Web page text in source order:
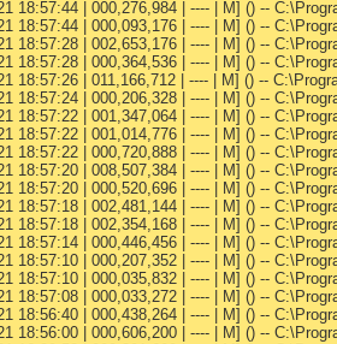
18:57:44 | 000,276,984 | ---- | M] () --
18:57:44 | 000,093,176 | ---- | M] () --
18:57:28 | 002,653,176 | ---- | M] () --
18:57:28 | 000,364,536 | ---- | M] () --
18:57:26 | 011,166,712 | ---- | M] () --
18:57:24 | 000,206,328 | ---- | M] () --
18:57:22 | 001,347,064 | ---- | M] () --
18:57:22 | 001,014,776 | ---- | M] () --
18:57:22 | 000,720,888 | ---- | M] () --
18:57:20 | 008,507,384 | ---- | M] () --
18:57:20 | 000,520,696 | ---- | M] () --
18:57:18 | 002,481,144 | ---- | M] () --
18:57:18 | 002,354,168 | ---- | M] () --
18:57:14 | 000,446,456 | ---- | M] () --
18:57:10 | 000,207,352 | ---- | M] () --
18:57:10 | 000,035,832 | ---- | M] () --
18:57:08 | 000,033,272 | ---- | M] () --
18:56:40 | 000,438,264 | ---- | M] () --
18:56:00 | 000,606,200 | ---- | M] () --